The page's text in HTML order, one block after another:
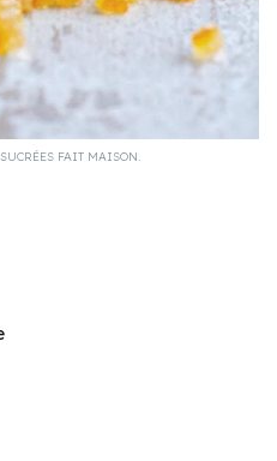
FAIT MAISON.